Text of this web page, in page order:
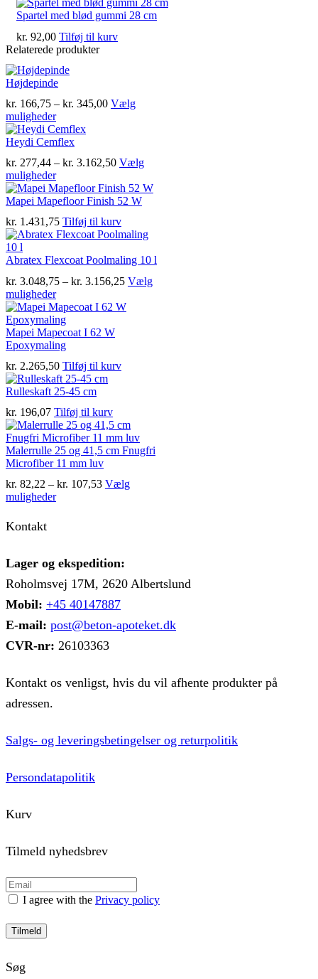
Mulighederne
kan
vælges
på
Spartel med blød gummi 28 cm
kr. 92,00 Tilføj til kurv
Relaterede produkter
Højdepinde
kr. 166,75 – kr. 345,00Prisinterval:
Vælg
mulighederDette
vare
har
varianter.
Mulighederne
kan
vælges
på
varesiden
Heydi Cemflex
kr. 277,44 – kr. 3.162,50Prisinterval:
til
kr. 3.162,50
Vælg
mulighederDette
vare
har
varianter.
Mulighederne
vælges
på
varesiden
Mapei Mapefloor Finish 52 W
kr. 1.431,75 Tilføj til kurv
Abratex Flexcoat Poolmaling 10 l
kr. 3.048,75 – kr. 3.156,25Prisinterval:
til
Vælg
mulighederDette
vare
har
flere
varianter.
kan
vælges
på
varesiden
Mapei Mapecoat I 62 W
Epoxymaling
kr. 2.265,50 Tilføj til kurv
Rulleskaft 25-45 cm
kr. 196,07 Tilføj til kurv
Malerrulle 25 og 41,5 cm Fnugfri
Microfiber 11 mm luv
kr. 82,22 – kr. 107,53Prisinterval:
Vælg
mulighederDette
Mulighederne
vælges
på
varesiden
Kontakt
Lager og ekspedition:
Roholmsvej 17M, 2620 Albertslund
Mobil: +45 40147887
E-mail: post@beton-apoteket.dk
CVR-nr: 26103363
Kontakt os venligst, hvis du vil afhente produkter på
adressen.
Salgs- og leveringsbetingelser og returpolitik
Persondatapolitik
Kurv
Tilmeld nyhedsbrev
I agree with the Privacy policy
Tilmeld
Søg